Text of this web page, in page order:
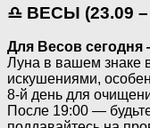
♎ ВЕСЫ (23.09 –
Для Весов
Луна в вашем знаке
искушениями,
8-й день для
После 19:00 —